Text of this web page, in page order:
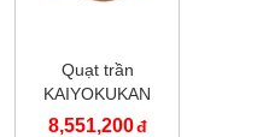
Quạt trần
KAIYOKUKAN
KOCHI 168
8,551,200